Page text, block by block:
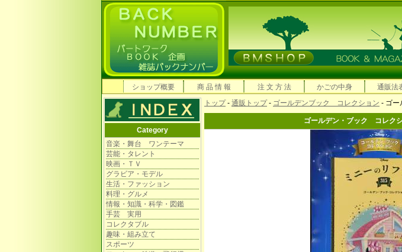
ショップ概要
商 品 情 報 注 文 方 法 かごの中身 通販法
Category
音楽・舞台 ワンテーマ
芸能・タレント
映画・ＴＶ
グラビア・モデル
生活・ファッション
料理・グルメ
情報・知識・科学・図鑑
手芸 実用
コレクタブル
趣味・組み立て
スポーツ
トップ- 通販トップ- ゴールデンブック コレクション - ゴ
ゴールデン・ブック コレク